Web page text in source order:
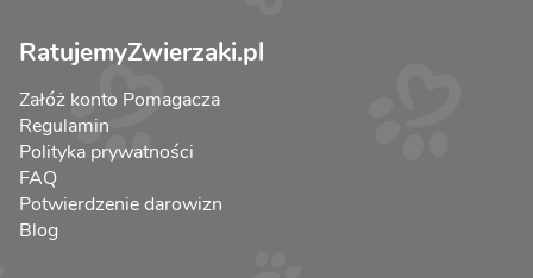
RatujemyZwierzaki.pl
Załóż konto Pomagacza
Regulamin
Polityka prywatności
FAQ
Potwierdzenie darowizn
Blog